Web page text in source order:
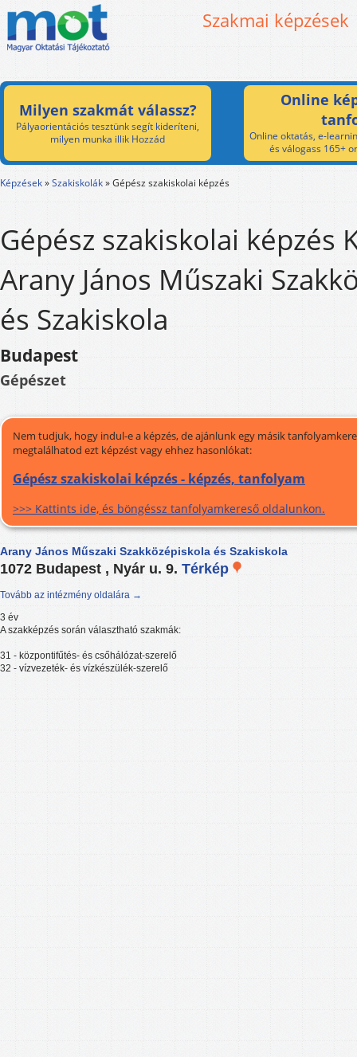
Szakmai képzések
Milyen szakmát válassz?
Pályaorientációs tesztünk segít kideríteni,
milyen munka illik Hozzád
Online
Online oktatás, e-
és válogass 165+
Képzések»Szakiskolák»Gépész szakiskolai képzés
Gépész szakiskolai képzés
Arany János Műszaki
és Szakiskola
Budapest
Gépészet
Nem tudjuk, hogy indul-e a képzés, de ajánlunk egy másik
megtalálhatod ezt képzést vagy ehhez hasonlókat:
Gépész szakiskolai képzés - képzés, tanfolyam
>>> Kattints ide, és böngéssz tanfolyamkereső oldalunkon.
Arany János Műszaki Szakközépiskola és Szakiskola
1072 Budapest , Nyár u. 9. Térkép
Tovább az intézmény oldalára →
3 év
A szakképzés során választható szakmák:
31 - központifűtés- és csőhálózat-szerelő
32 - vízvezeték- és vízkészülék-szerelő